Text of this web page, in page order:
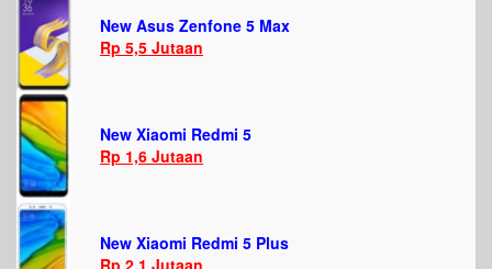
New Asus Zenfone 5 Max
Rp 5,5 Jutaan
New Xiaomi Redmi 5
Rp 1,6 Jutaan
New Xiaomi Redmi 5 Plus